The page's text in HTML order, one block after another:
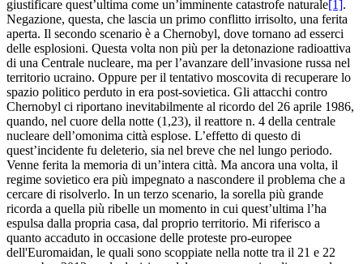
giustificare quest’ultima come un’imminente catastrofe naturale[1].
Negazione, questa, che lascia un primo conflitto irrisolto, una ferita
aperta. Il secondo scenario è a Chernobyl, dove tornano ad esserci
delle esplosioni. Questa volta non più per la detonazione radioattiva
di una Centrale nucleare, ma per l’avanzare dell’invasione russa nel
territorio ucraino. Oppure per il tentativo moscovita di recuperare lo
spazio politico perduto in era post-sovietica. Gli attacchi contro
Chernobyl ci riportano inevitabilmente al ricordo del 26 aprile 1986,
quando, nel cuore della notte (1,23), il reattore n. 4 della centrale
nucleare dell’omonima città esplose. L’effetto di questo di
quest’incidente fu deleterio, sia nel breve che nel lungo periodo.
Venne ferita la memoria di un’intera città. Ma ancora una volta, il
regime sovietico era più impegnato a nascondere il problema che a
cercare di risolverlo. In un terzo scenario, la sorella più grande
ricorda a quella più ribelle un momento in cui quest’ultima l’ha
espulsa dalla propria casa, dal proprio territorio. Mi riferisco a
quanto accaduto in occasione delle proteste pro-europee
dell'Euromaidan, le quali sono scoppiate nella notte tra il 21 e 22